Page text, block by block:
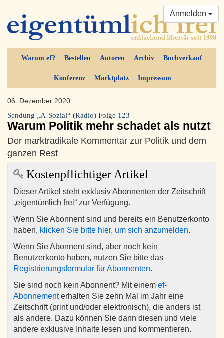
Warum ef? Bestellen Autoren Archiv Buchverkauf
Konferenz Marktplatz Impressum
Anmelden
06. Dezember 2020
Sendung „A-Sozial“ (Radio) Folge 123
Warum Politik mehr schadet als nutzt
Der marktradikale Kommentar zur Politik und dem
ganzen Rest
Kostenpflichtiger Artikel
Dieser Artikel steht exklusiv Abonnenten der Zeitschrift
„eigentümlich frei“ zur Verfügung.
Wenn Sie Abonnent sind und bereits ein Benutzerkonto
haben, klicken Sie bitte hier, um sich anzumelden.
Wenn Sie Abonnent sind, aber noch kein
Benutzerkonto haben, nutzen Sie bitte das
Registrierungsformular für Abonnenten.
Sie sind noch kein Abonnent? Mit einem ef-
Abonnementerhalten Sie zehn Mal im Jahr eine
Zeitschrift (print und/oder elektronisch), die anders ist
als andere. Dazu können Sie dann diesen und viele
andere exklusive Inhalte lesen und kommentieren.